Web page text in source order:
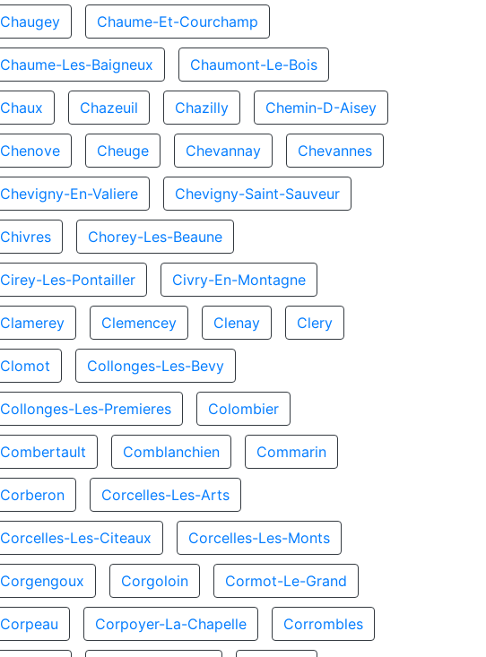
Chaugey Chaume-Et-Courchamp
Chaume-Les-Baigneux Chaumont-Le-Bois
Chaux Chazeuil Chazilly Chemin-D-Aisey
Chenove Cheuge Chevannay Chevannes
Chevigny-En-Valiere Chevigny-Saint-Sauveur
Chivres Chorey-Les-Beaune
Cirey-Les-Pontailler Civry-En-Montagne
Clamerey Clemencey Clenay Clery
Clomot Collonges-Les-Bevy
Collonges-Les-Premieres Colombier
Combertault Comblanchien Commarin
Corberon Corcelles-Les-Arts
Corcelles-Les-Citeaux Corcelles-Les-Monts
Corgengoux Corgoloin Cormot-Le-Grand
Corpeau Corpoyer-La-Chapelle Corrombles